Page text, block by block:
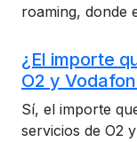
roaming, donde
¿El importe
O2 y
Sí, el importe
servicios de O2